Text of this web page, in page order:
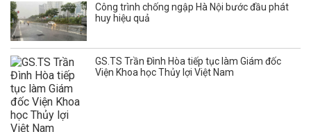
Công trình chống ngập Hà Nội bước đầu phát
huy hiệu quả
GS.TS Trần Đình Hòa tiếp tục làm Giám đốc
Viện Khoa học Thủy lợi Việt Nam